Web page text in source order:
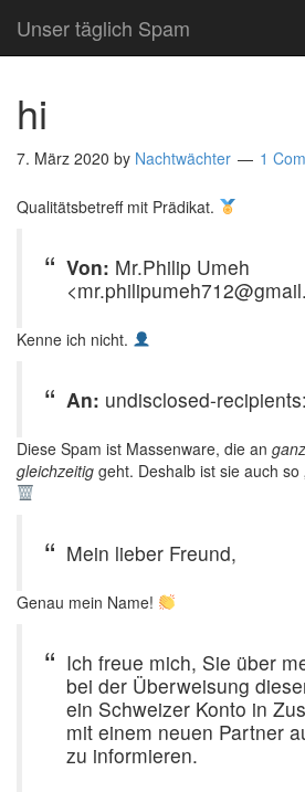
Unser täglich Spam
hi
7. März 2020 by Nachtwächter 1
Qualitätsbetreff mit Prädikat.
Von: Mr.Philip Umeh
Kenne ich nicht.
An: undisclosed-
Diese Spam ist Massenware, die an
gleichzeitig geht. Deshalb ist sie auch so
Mein lieber Freund,
Genau mein Name!
Ich freue mich, Sie über
bei der Überweisung
ein Schweizer Konto in
mit einem neuen Partner
zu informieren.